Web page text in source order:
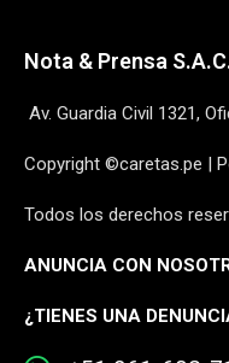
Nota & Prensa
Av. Guardia Civil 1321,
Copyright ©caretas.pe |
Todos los derechos
ANUNCIA CON
¿TIENES UNA